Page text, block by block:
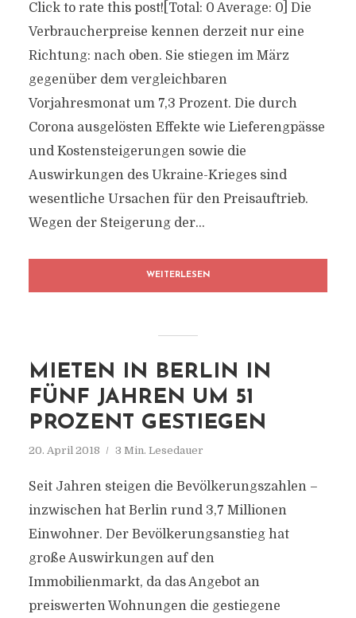
Click to rate this post![Total: 0 Average: 0] Die
Verbraucherpreise kennen derzeit nur eine
Richtung: nach oben. Sie stiegen im März
gegenüber dem vergleichbaren
Vorjahresmonat um 7,3 Prozent. Die durch
Corona ausgelösten Effekte wie Lieferengpässe
und Kostensteigerungen sowie die
Auswirkungen des Ukraine-Krieges sind
wesentliche Ursachen für den Preisauftrieb.
Wegen der Steigerung der...
WEITERLESEN
MIETEN IN BERLIN IN
FÜNF JAHREN UM 51
PROZENT GESTIEGEN
20. April 2018 3 Min. Lesedauer
Seit Jahren steigen die Bevölkerungszahlen –
inzwischen hat Berlin rund 3,7 Millionen
Einwohner. Der Bevölkerungsanstieg hat
große Auswirkungen auf den
Immobilienmarkt, da das Angebot an
preiswerten Wohnungen die gestiegene